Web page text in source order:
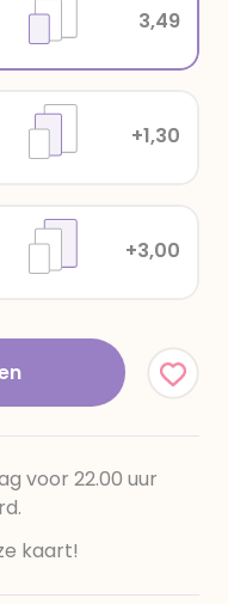
+3,00
+1,30
3,49
voor 22.00 uur
kaart!